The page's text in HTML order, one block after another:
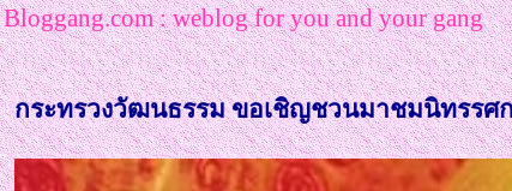
Bloggang.com : weblog for you and your gang
กระทรวงวัฒนธรรม ขอเชิญชวนมาชมนิทรรศ